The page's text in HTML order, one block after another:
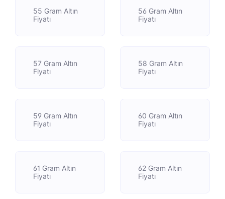
55 Gram Altın
Fiyatı
56 Gram Altın
Fiyatı
57 Gram Altın
Fiyatı
58 Gram Altın
Fiyatı
59 Gram Altın
Fiyatı
60 Gram Altın
Fiyatı
61 Gram Altın
Fiyatı
62 Gram Altın
Fiyatı